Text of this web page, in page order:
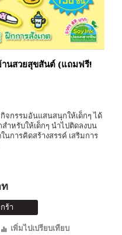
านสวยสุขสันต์ (แถมฟรี!
กรรมอันแสนสนุกให้เด็กๆ ได้
ำหรับให้เด็กๆ นำไปติดลงบน
การคิดสร้างสรรค์ เสริมการ
ร้า
เพิ่มไปเปรียบเทียบ